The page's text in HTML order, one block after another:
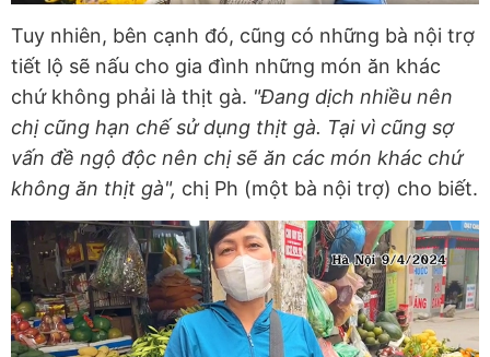
Tuy nhiên, bên cạnh đó, cũng có những bà nội trợ
tiết lộ sẽ nấu cho gia đình những món ăn khác
chứ không phải là thịt gà. "Đang dịch nhiều nên
chị cũng hạn chế sử dụng thịt gà. Tại vì cũng sợ
vấn đề ngộ độc nên chị sẽ ăn các món khác chứ
không ăn thịt gà", chị Ph (một bà nội trợ) cho biết.